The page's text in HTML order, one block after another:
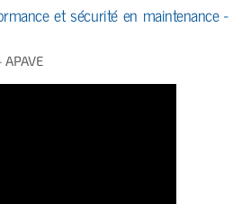
et sécurité en maintenance -
APAVE